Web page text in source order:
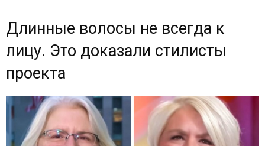
Длинные волосы не всегда к
лицу. Это доказали стилисты
проекта